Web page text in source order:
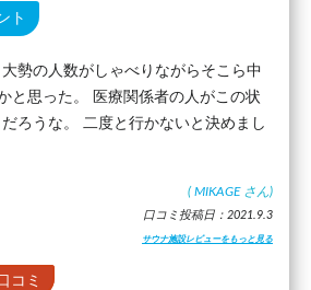
ト
勢の人数がしゃべりながらそこら中
と思った。 医療関係者の人がこの状
ろうな。 二度と行かないと決めまし
( MIKAGE さん)
口コミ投稿日：2021.9.3
サウナ施設レビューをもっと見る
コミ